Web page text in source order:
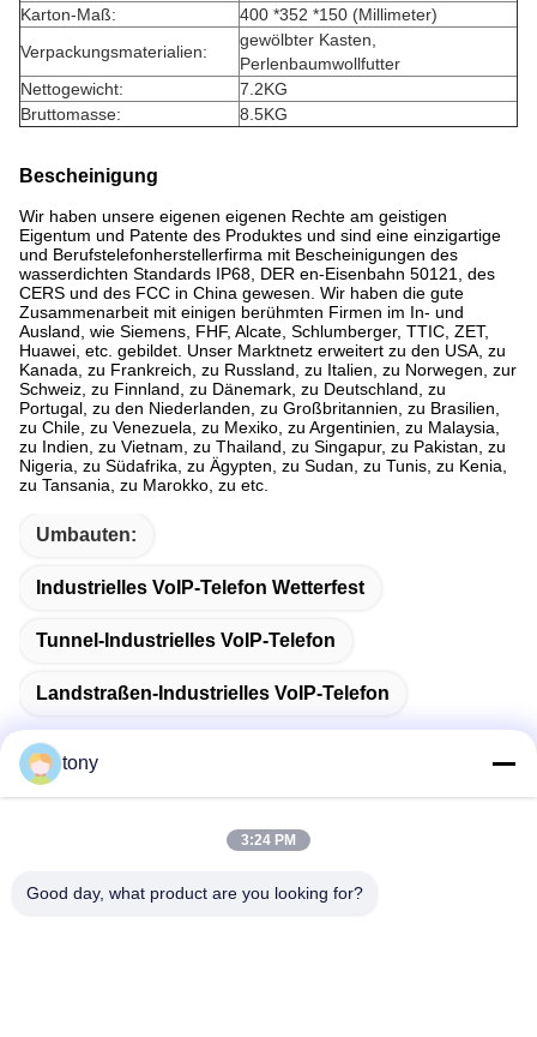
Karton-Maß:
400 *352 *150 (Millimeter)
Verpackungsmaterialien:
gewölbter Kasten,
Perlenbaumwollfutter
Nettogewicht:
7.2KG
Bruttomasse:
8.5KG
Bescheinigung
Wir haben unsere eigenen eigenen Rechte am geistigen
Eigentum und Patente des Produktes und sind eine einzigartige
und Berufstelefonherstellerfirma mit Bescheinigungen des
wasserdichten Standards IP68, DER en-Eisenbahn 50121, des
CERS und des FCC in China gewesen. Wir haben die gute
Zusammenarbeit mit einigen berühmten Firmen im In- und
Ausland, wie Siemens, FHF, Alcate, Schlumberger, TTIC, ZET,
Huawei, etc. gebildet. Unser Marktnetz erweitert zu den USA, zu
Kanada, zu Frankreich, zu Russland, zu Italien, zu Norwegen, zur
Schweiz, zu Finnland, zu Dänemark, zu Deutschland, zu
Portugal, zu den Niederlanden, zu Großbritannien, zu Brasilien,
zu Chile, zu Venezuela, zu Mexiko, zu Argentinien, zu Malaysia,
zu Indien, zu Vietnam, zu Thailand, zu Singapur, zu Pakistan, zu
Nigeria, zu Südafrika, zu Ägypten, zu Sudan, zu Tunis, zu Kenia,
zu Tansania, zu Marokko, zu etc.
Umbauten:
Industrielles VoIP-Telefon Wetterfest
Tunnel-Industrielles VoIP-Telefon
Landstraßen-Industrielles VoIP-Telefon
Schnelle Kontaktaufnahme
Adresse
tony
3:24 PM
Good day, what product are you looking for?